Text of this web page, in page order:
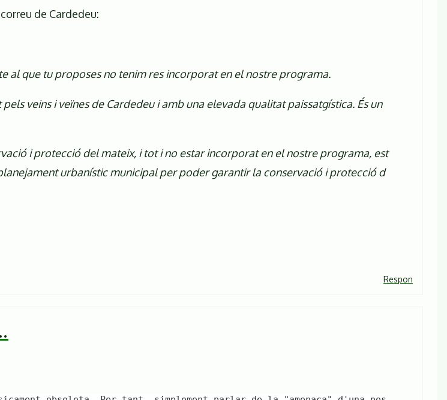
de Cardedeu:
al que tu proposes no tenim res incorporat en el nostre programa.
veins i veïnes de Cardedeu i amb una elevada qualitat paissatgística. És un
i protecció del mateix, i tot i no estar incorporat en el nostre programa, est
urbanístic municipal per poder garantir la conservació i protecció d
Respon